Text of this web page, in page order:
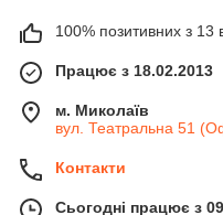
100% позитивних з 13
Працює з 18.02.2013
м. Миколаїв
вул. Театральна 51
Контакти
Сьогодні працює з